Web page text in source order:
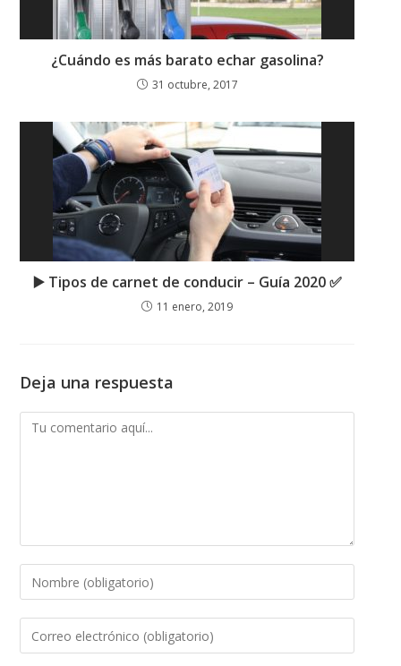
¿Cuándo es más barato echar gasolina?
31 octubre, 2017
▶️ Tipos de carnet de conducir – Guía 2020 ✅
11 enero, 2019
Deja una respuesta